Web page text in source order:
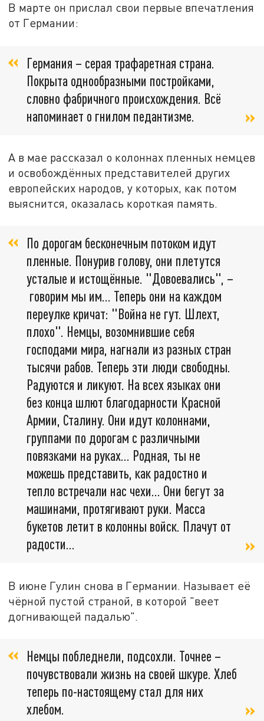
В марте он прислал свои первые впечатления
от Германии:
Германия – серая трафаретная страна.
Покрыта однообразными постройками,
словно фабричного происхождения. Всё
напоминает о гнилом педантизме.
А в мае рассказал о колоннах пленных немцев
и освобождённых представителей других
европейских народов, у которых, как потом
выяснится, оказалась короткая память.
По дорогам бесконечным потоком идут
пленные. Понурив голову, они плетутся
усталые и истощённые. "Довоевались", –
говорим мы им… Теперь они на каждом
переулке кричат: "Война не гут. Шлехт,
плохо". Немцы, возомнившие себя
господами мира, нагнали из разных стран
тысячи рабов. Теперь эти люди свободны.
Радуются и ликуют. На всех языках они
без конца шлют благодарности Красной
Армии, Сталину. Они идут колоннами,
группами по дорогам с различными
повязками на руках… Родная, ты не
можешь представить, как радостно и
тепло встречали нас чехи… Они бегут за
машинами, протягивают руки. Масса
букетов летит в колонны войск. Плачут от
радости…
В июне Гулин снова в Германии. Называет её
чёрной пустой страной, в которой "веет
догнивающей падалью".
Немцы побледнели, подсохли. Точнее –
почувствовали жизнь на своей шкуре. Хлеб
теперь по-настоящему стал для них
хлебом.